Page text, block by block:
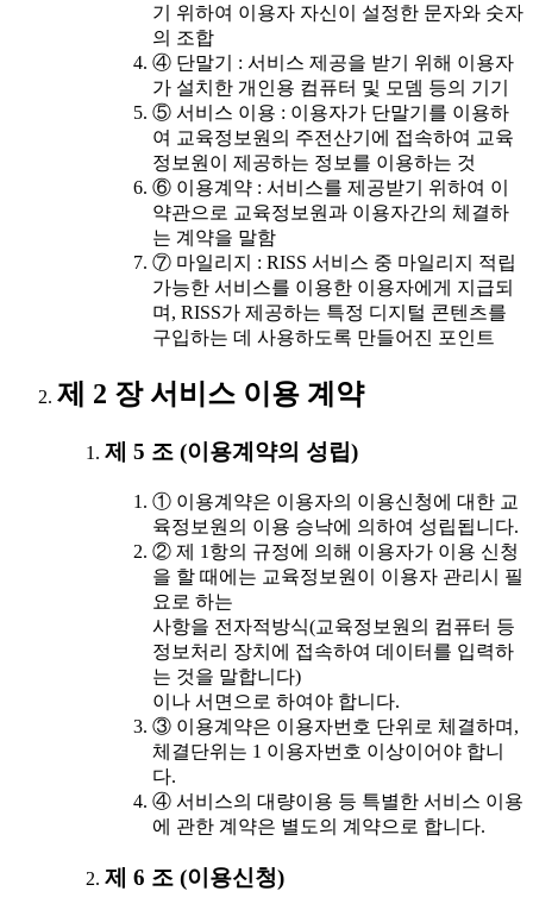
기 위하여 이용자 자신이 설정한 문자와 숫자
의 조합
④ 단말기 : 서비스 제공을 받기 위해 이용자
가 설치한 개인용 컴퓨터 및 모뎀 등의 기기
⑤ 서비스 이용 : 이용자가 단말기를 이용하
여 교육정보원의 주전산기에 접속하여 교육
정보원이 제공하는 정보를 이용하는 것
⑥ 이용계약 : 서비스를 제공받기 위하여 이
약관으로 교육정보원과 이용자간의 체결하
는 계약을 말함
⑦ 마일리지 : RISS 서비스 중 마일리지 적립
가능한 서비스를 이용한 이용자에게 지급되
며, RISS가 제공하는 특정 디지털 콘텐츠를
구입하는 데 사용하도록 만들어진 포인트
제 2 장 서비스 이용 계약
제 5 조 (이용계약의 성립)
① 이용계약은 이용자의 이용신청에 대한 교
육정보원의 이용 승낙에 의하여 성립됩니다.
② 제 1항의 규정에 의해 이용자가 이용 신청
을 할 때에는 교육정보원이 이용자 관리시 필
요로 하는
사항을 전자적방식(교육정보원의 컴퓨터 등
정보처리 장치에 접속하여 데이터를 입력하
는 것을 말합니다)
이나 서면으로 하여야 합니다.
③ 이용계약은 이용자번호 단위로 체결하며,
체결단위는 1 이용자번호 이상이어야 합니
다.
④ 서비스의 대량이용 등 특별한 서비스 이용
에 관한 계약은 별도의 계약으로 합니다.
제 6 조 (이용신청)